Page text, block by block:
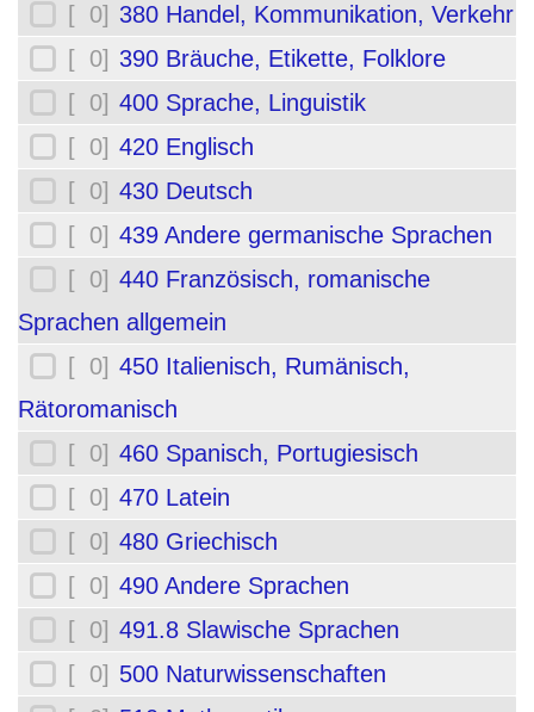
[ 0] 380 Handel, Kommunikation, Verkehr
[ 0] 390 Bräuche, Etikette, Folklore
[ 0] 400 Sprache, Linguistik
[ 0] 420 Englisch
[ 0] 430 Deutsch
[ 0] 439 Andere germanische Sprachen
[ 0] 440 Französisch, romanische
Sprachen allgemein
[ 0] 450 Italienisch, Rumänisch,
Rätoromanisch
[ 0] 460 Spanisch, Portugiesisch
[ 0] 470 Latein
[ 0] 480 Griechisch
[ 0] 490 Andere Sprachen
[ 0] 491.8 Slawische Sprachen
[ 0] 500 Naturwissenschaften